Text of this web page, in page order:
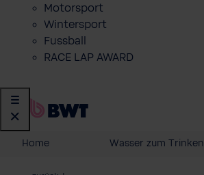
Motorsport
Wintersport
Fussball
RACE LAP AWARD
Home Wasser zum Trinken